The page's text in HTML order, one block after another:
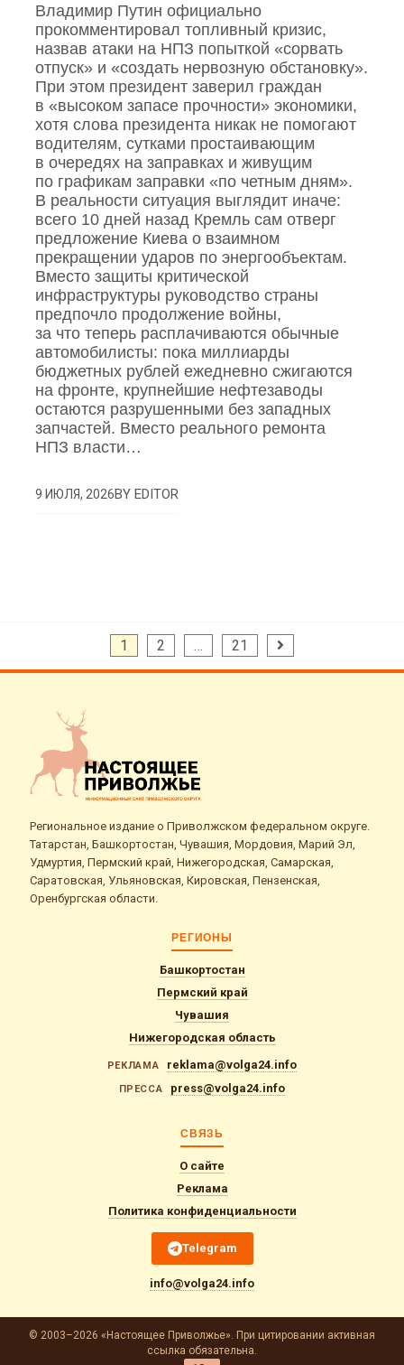
Владимир Путин официально
прокомментировал топливный кризис,
назвав атаки на НПЗ попыткой «сорвать
отпуск» и «создать нервозную обстановку».
При этом президент заверил граждан
в «высоком запасе прочности» экономики,
хотя слова президента никак не помогают
водителям, сутками простаивающим
в очередях на заправках и живущим
по графикам заправки «по четным дням».
В реальности ситуация выглядит иначе:
всего 10 дней назад Кремль сам отверг
предложение Киева о взаимном
прекращении ударов по энергообъектам.
Вместо защиты критической
инфраструктуры руководство страны
предпочло продолжение войны,
за что теперь расплачиваются обычные
автомобилисты: пока миллиарды
бюджетных рублей ежедневно сжигаются
на фронте, крупнейшие нефтезаводы
остаются разрушенными без западных
запчастей. Вместо реального ремонта
НПЗ власти…
9 ИЮЛЯ, 2026BYEDITOR
Пагинация
записей
1 2 … 21
Региональное издание о Приволжском федеральном округе.
Татарстан, Башкортостан, Чувашия, Мордовия, Марий Эл,
Удмуртия, Пермский край, Нижегородская, Самарская,
Саратовская, Ульяновская, Кировская, Пензенская,
Оренбургская области.
РЕГИОНЫ
Башкортостан
Пермский край
Чувашия
Нижегородская область
РЕКЛАМА reklama@volga24.info
ПРЕССА press@volga24.info
СВЯЗЬ
О сайте
Реклама
Политика конфиденциальности
Telegram
info@volga24.info
© 2003–2026 «Настоящее Приволжье». При цитировании активная
ссылка обязательна.